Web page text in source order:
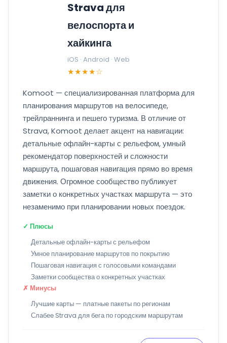
Strava для
велоспорта и
хайкинга
iOS · Android · Web
★★★★☆
Komoot — специализированная платформа для
планирования маршрутов на велосипеде,
трейлраннинга и пешего туризма. В отличие от
Strava, Komoot делает акцент на навигации:
детальные офлайн-карты с рельефом, умный
рекомендатор поверхностей и сложности
маршрута, пошаговая навигация прямо во время
движения. Огромное сообщество публикует
заметки о конкретных участках маршрута — это
незаменимо при планировании новых поездок.
✓ Плюсы
Детальные офлайн-карты с рельефом
Умное планирование маршрутов по покрытию
Пошаговая навигация с голосовыми командами
Заметки сообщества о конкретных участках
✗ Минусы
Лучшие карты — платные пакеты по регионам
Слабее Strava для бега по городским маршрутам